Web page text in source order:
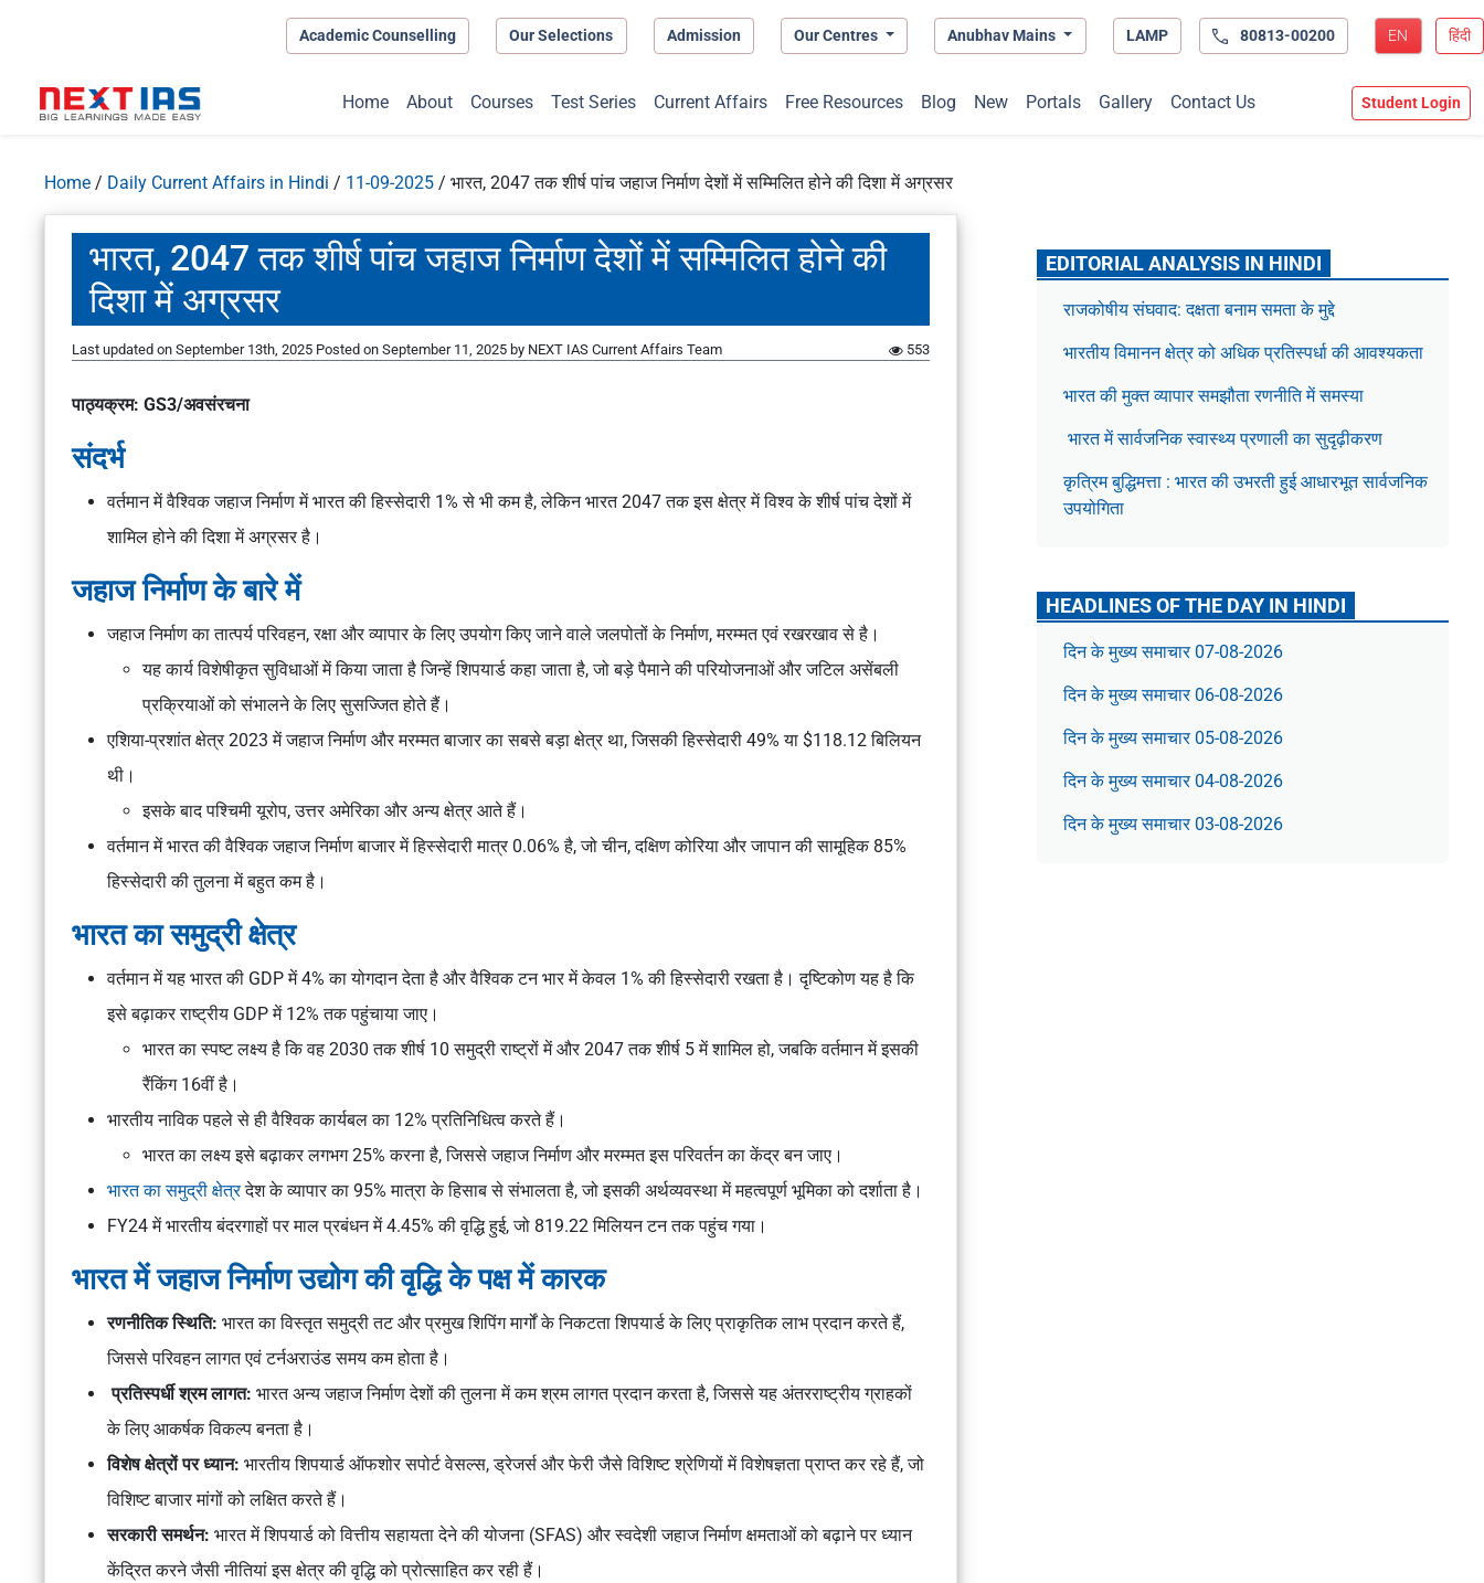
Academic Counselling Our Selections Admission Our Centres Anubhav Mains LAMP 80813-00200 EN हिंदी
Home About Courses Test Series Current Affairs Free Resources Blog New Portals Gallery Contact Us Student Login
Home / Daily Current Affairs in Hindi / 11-09-2025 / भारत, 2047 तक शीर्ष पांच जहाज निर्माण देशों में सम्मिलित होने की दिशा में अग्रसर
भारत, 2047 तक शीर्ष पांच जहाज निर्माण देशों में सम्मिलित होने की
दिशा में अग्रसर
Last updated on September 13th, 2025 Posted on September 11, 2025 by NEXT IAS Current Affairs Team 553
पाठ्यक्रम: GS3/अवसंरचना
संदर्भ
वर्तमान में वैश्विक जहाज निर्माण में भारत की हिस्सेदारी 1% से भी कम है, लेकिन भारत 2047 तक इस क्षेत्र में विश्व के शीर्ष पांच देशों में
शामिल होने की दिशा में अग्रसर है।
जहाज निर्माण के बारे में
जहाज निर्माण का तात्पर्य परिवहन, रक्षा और व्यापार के लिए उपयोग किए जाने वाले जलपोतों के निर्माण, मरम्मत एवं रखरखाव से है।
यह कार्य विशेषीकृत सुविधाओं में किया जाता है जिन्हें शिपयार्ड कहा जाता है, जो बड़े पैमाने की परियोजनाओं और जटिल असेंबली
प्रक्रियाओं को संभालने के लिए सुसज्जित होते हैं।
एशिया-प्रशांत क्षेत्र 2023 में जहाज निर्माण और मरम्मत बाजार का सबसे बड़ा क्षेत्र था, जिसकी हिस्सेदारी 49% या $118.12 बिलियन
थी।
इसके बाद पश्चिमी यूरोप, उत्तर अमेरिका और अन्य क्षेत्र आते हैं।
वर्तमान में भारत की वैश्विक जहाज निर्माण बाजार में हिस्सेदारी मात्र 0.06% है, जो चीन, दक्षिण कोरिया और जापान की सामूहिक 85%
हिस्सेदारी की तुलना में बहुत कम है।
भारत का समुद्री क्षेत्र
वर्तमान में यह भारत की GDP में 4% का योगदान देता है और वैश्विक टन भार में केवल 1% की हिस्सेदारी रखता है। दृष्टिकोण यह है कि
इसे बढ़ाकर राष्ट्रीय GDP में 12% तक पहुंचाया जाए।
भारत का स्पष्ट लक्ष्य है कि वह 2030 तक शीर्ष 10 समुद्री राष्ट्रों में और 2047 तक शीर्ष 5 में शामिल हो, जबकि वर्तमान में इसकी
रैंकिंग 16वीं है।
भारतीय नाविक पहले से ही वैश्विक कार्यबल का 12% प्रतिनिधित्व करते हैं।
भारत का लक्ष्य इसे बढ़ाकर लगभग 25% करना है, जिससे जहाज निर्माण और मरम्मत इस परिवर्तन का केंद्र बन जाए।
भारत का समुद्री क्षेत्रदेश के व्यापार का 95% मात्रा के हिसाब से संभालता है, जो इसकी अर्थव्यवस्था में महत्वपूर्ण भूमिका को दर्शाता है।
FY24 में भारतीय बंदरगाहों पर माल प्रबंधन में 4.45% की वृद्धि हुई, जो 819.22 मिलियन टन तक पहुंच गया।
भारत में जहाज निर्माण उद्योग की वृद्धि के पक्ष में कारक
रणनीतिक स्थिति: भारत का विस्तृत समुद्री तट और प्रमुख शिपिंग मार्गों के निकटता शिपयार्ड के लिए प्राकृतिक लाभ प्रदान करते हैं,
जिससे परिवहन लागत एवं टर्नअराउंड समय कम होता है।
प्रतिस्पर्धी श्रम लागत: भारत अन्य जहाज निर्माण देशों की तुलना में कम श्रम लागत प्रदान करता है, जिससे यह अंतरराष्ट्रीय ग्राहकों
के लिए आकर्षक विकल्प बनता है।
विशेष क्षेत्रों पर ध्यान: भारतीय शिपयार्ड ऑफशोर सपोर्ट वेसल्स, ड्रेजर्स और फेरी जैसे विशिष्ट श्रेणियों में विशेषज्ञता प्राप्त कर रहे हैं, जो
विशिष्ट बाजार मांगों को लक्षित करते हैं।
सरकारी समर्थन: भारत में शिपयार्ड को वित्तीय सहायता देने की योजना (SFAS) और स्वदेशी जहाज निर्माण क्षमताओं को बढ़ाने पर ध्यान
केंद्रित करने जैसी नीतियां इस क्षेत्र की वृद्धि को प्रोत्साहित कर रही हैं।
EDITORIAL ANALYSIS IN HINDI
राजकोषीय संघवाद: दक्षता बनाम समता के मुद्दे
भारतीय विमानन क्षेत्र को अधिक प्रतिस्पर्धा की आवश्यकता
भारत की मुक्त व्यापार समझौता रणनीति में समस्या
भारत में सार्वजनिक स्वास्थ्य प्रणाली का सुदृढ़ीकरण
कृत्रिम बुद्धिमत्ता : भारत की उभरती हुई आधारभूत सार्वजनिक
उपयोगिता
HEADLINES OF THE DAY IN HINDI
दिन के मुख्य समाचार 07-08-2026
दिन के मुख्य समाचार 06-08-2026
दिन के मुख्य समाचार 05-08-2026
दिन के मुख्य समाचार 04-08-2026
दिन के मुख्य समाचार 03-08-2026